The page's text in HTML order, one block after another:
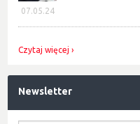
07.05.24
Czytaj więcej
Newsletter